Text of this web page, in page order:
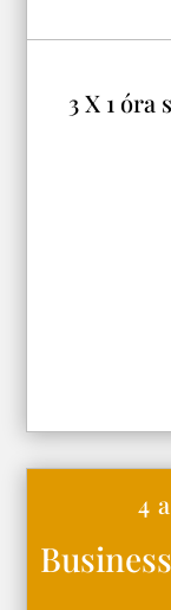
3 X 1
4